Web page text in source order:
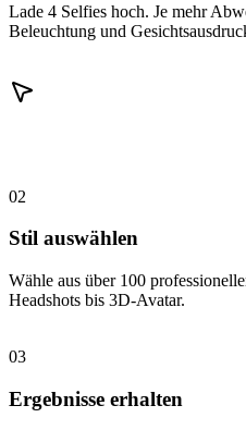
Lade 4 Selfies hoch. Je mehr
Beleuchtung und
02
Stil auswählen
Wähle aus über 100
Headshots bis 3D-Avatar.
03
Ergebnisse erhalten